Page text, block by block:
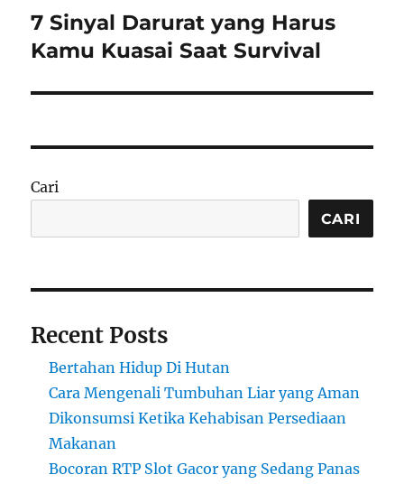
Next
post:
7 Sinyal Darurat yang Harus
Kamu Kuasai Saat Survival
Cari
CARI
Recent Posts
Bertahan Hidup Di Hutan
Cara Mengenali Tumbuhan Liar yang Aman
Dikonsumsi Ketika Kehabisan Persediaan
Makanan
Bocoran RTP Slot Gacor yang Sedang Panas